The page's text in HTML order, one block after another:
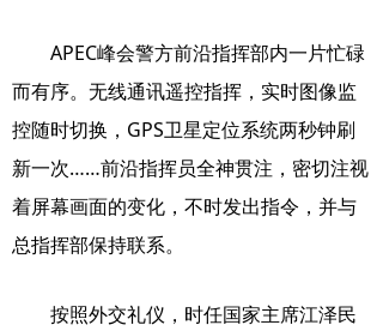
APEC峰会警方前沿指挥部内一片忙碌
而有序。无线通讯遥控指挥，实时图像监
控随时切换，GPS卫星定位系统两秒钟刷
新一次……前沿指挥员全神贯注，密切注视
着屏幕画面的变化，不时发出指令，并与
总指挥部保持联系。
按照外交礼仪，时任国家主席江泽民